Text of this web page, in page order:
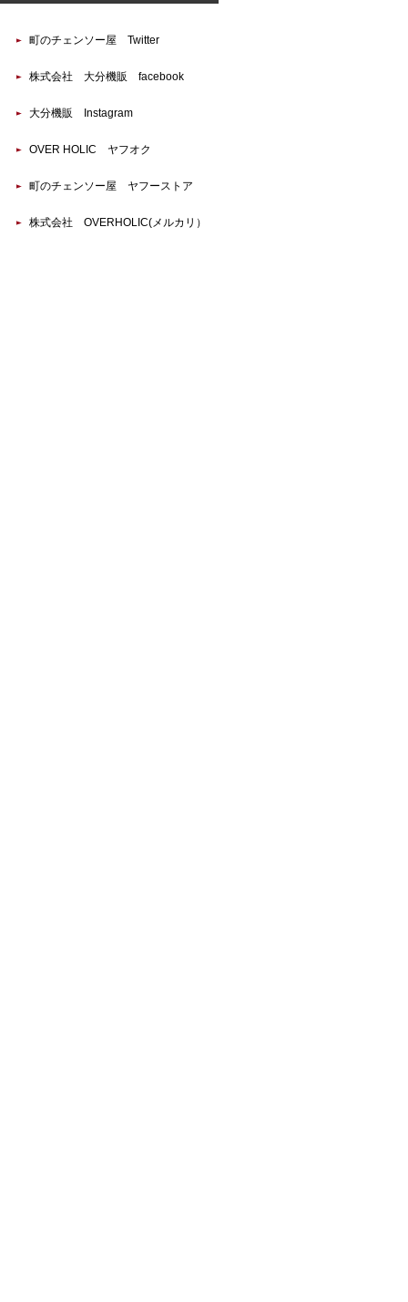
町のチェンソー屋 Twitter
株式会社 大分機販 facebook
大分機販 Instagram
OVER HOLIC ヤフオク
町のチェンソー屋 ヤフーストア
株式会社 OVERHOLIC(メルカリ）